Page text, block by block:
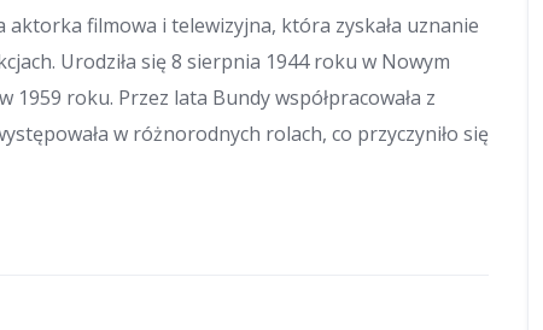
filmowa i telewizyjna, która zyskała uznanie
Urodziła się 8 sierpnia 1944 roku w Nowym
roku. Przez lata Bundy współpracowała z
w różnorodnych rolach, co przyczyniło się